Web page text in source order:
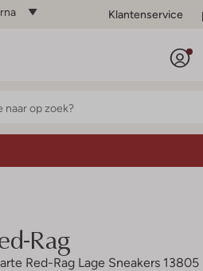
Klantenservice
Rag
Red-Rag Lage Sneakers 13805